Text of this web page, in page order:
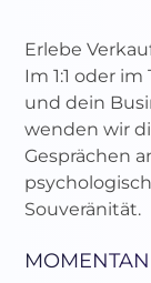
Erlebe
Im 1:1 oder
und dein
wenden wir
Gesprächen
Souveränität.